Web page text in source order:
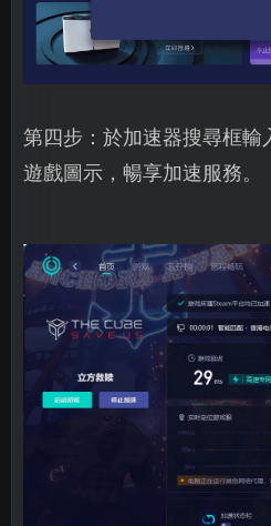
第四步：於加速器搜尋框輸
遊戲圖示，暢享加速服務。